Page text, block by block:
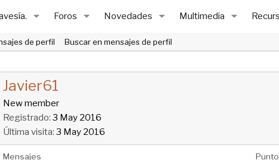
Foros Novedades Multimedia
de perfil Buscar en mensajes de perfil
Javier61
New member
Registrado 3 May 2016
Última visita 3 May 2016
Mensajes